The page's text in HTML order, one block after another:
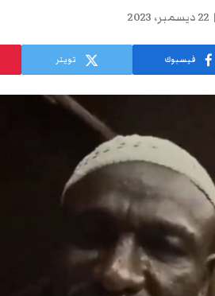
22 ديسمبر، 2023
فيسبوك تويتر